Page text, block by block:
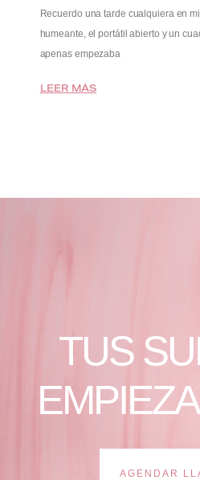
Recuerdo una tarde cualquiera en
humeante, el portátil abierto y un
apenas empezaba
LEER MÁS
TUS
AGENDAR